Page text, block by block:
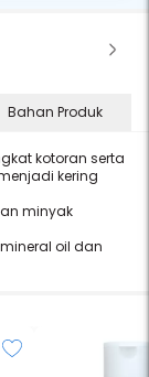
Bahan Produk
kotoran serta
kering
minyak
oil dan